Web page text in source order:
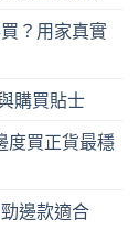
？用家真實
購買貼士
度買正貨最穩
邊款適合